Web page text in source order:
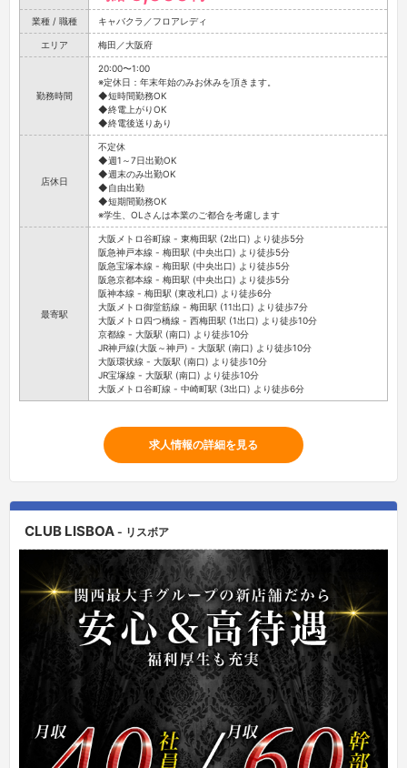
業種 / 職種 キャバクラ／フロアレディ
エリア 梅田／大阪府
勤務時間
20:00〜1:00
※定休日：年末年始のみお休みを頂きます。
◆短時間勤務OK
◆終電上がりOK
◆終電後送りあり
店休日
不定休
◆週1～7日出勤OK
◆週末のみ出勤OK
◆自由出勤
◆短期間勤務OK
※学生、OLさんは本業のご都合を考慮します
最寄駅
大阪メトロ谷町線 - 東梅田駅 (2出口) より徒歩5分
阪急神戸本線 - 梅田駅 (中央出口) より徒歩5分
阪急宝塚本線 - 梅田駅 (中央出口) より徒歩5分
阪急京都本線 - 梅田駅 (中央出口) より徒歩5分
阪神本線 - 梅田駅 (東改札口) より徒歩6分
大阪メトロ御堂筋線 - 梅田駅 (11出口) より徒歩7分
大阪メトロ四つ橋線 - 西梅田駅 (1出口) より徒歩10分
京都線 - 大阪駅 (南口) より徒歩10分
JR神戸線(大阪～神戸) - 大阪駅 (南口) より徒歩10分
大阪環状線 - 大阪駅 (南口) より徒歩10分
JR宝塚線 - 大阪駅 (南口) より徒歩10分
大阪メトロ谷町線 - 中崎町駅 (3出口) より徒歩6分
求人情報の詳細を見る
CLUB LISBOA - リスボア